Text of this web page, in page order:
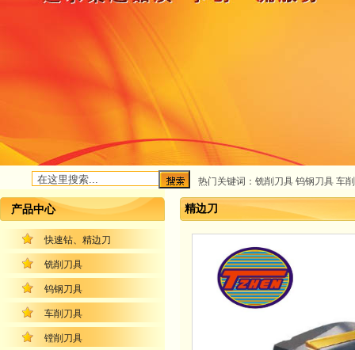
热门关键词：铣削刀具 钨钢刀具 车
产品中心
快速钻、精边刀
铣削刀具
钨钢刀具
车削刀具
镗削刀具
精边刀